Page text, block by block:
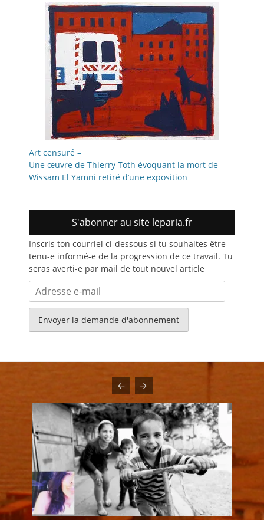
Art censuré –
Une œuvre de Thierry Toth évoquant la mort de
Wissam El Yamni retiré d’une exposition
S'abonner au site leparia.fr
Inscris ton courriel ci-dessous si tu souhaites être
tenu-e informé-e de la progression de ce travail. Tu
seras averti-e par mail de tout nouvel article
Adresse
e-
mail